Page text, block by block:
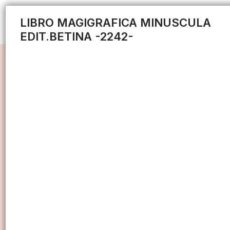
LIBRO MAGIGRAFICA MINUSCULA
EDIT.BETINA -2242-